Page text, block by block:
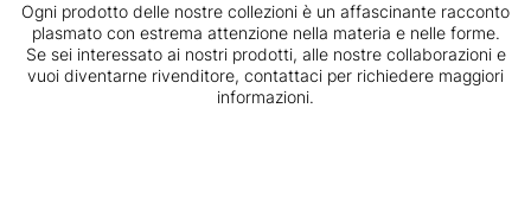
Ogni prodotto delle nostre collezioni è un affascinante racconto
plasmato con estrema attenzione nella materia e nelle forme.
Se sei interessato ai nostri prodotti, alle nostre collaborazioni e
vuoi diventarne rivenditore, contattaci per richiedere maggiori
informazioni.